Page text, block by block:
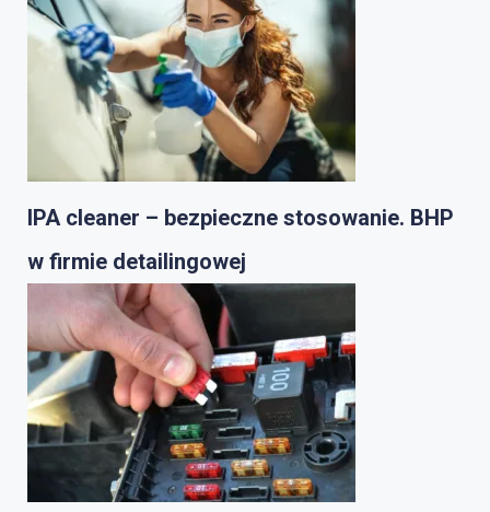
IPA cleaner – bezpieczne stosowanie. BHP
w firmie detailingowej